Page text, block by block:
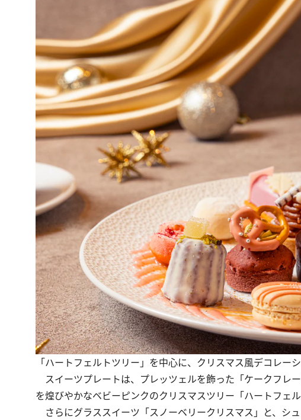
「ハートフェルトツリー」を中心に、クリスマス風デコレー
スイーツプレートは、プレッツェルを飾った「ケークフレ
を煌びやかなベビーピンクのクリスマスツリー「ハートフェ
さらにグラススイーツ「スノーベリークリスマス」と、シ